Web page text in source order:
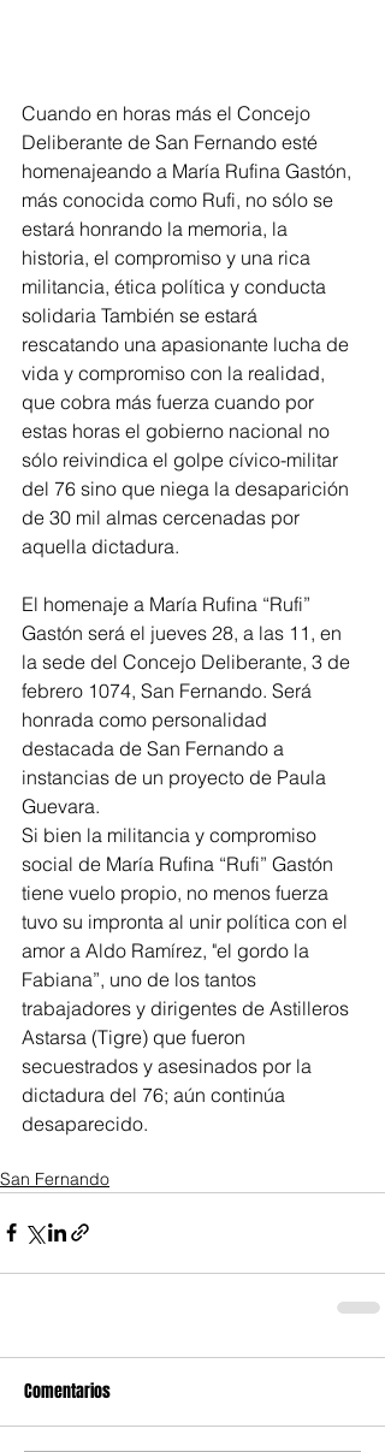
Cuando en horas más el Concejo
Deliberante de San Fernando esté
homenajeando a María Rufina Gastón,
más conocida como Rufi, no sólo se
estará honrando la memoria, la
historia, el compromiso y una rica
militancia, ética política y conducta
solidaria También se estará
rescatando una apasionante lucha de
vida y compromiso con la realidad,
que cobra más fuerza cuando por
estas horas el gobierno nacional no
sólo reivindica el golpe cívico-militar
del 76 sino que niega la desaparición
de 30 mil almas cercenadas por
aquella dictadura.
El homenaje a María Rufina “Rufi”
Gastón será el jueves 28, a las 11, en
la sede del Concejo Deliberante, 3 de
febrero 1074, San Fernando. Será
honrada como personalidad
destacada de San Fernando a
instancias de un proyecto de Paula
Guevara.
Si bien la militancia y compromiso
social de María Rufina “Rufi” Gastón
tiene vuelo propio, no menos fuerza
tuvo su impronta al unir política con el
amor a Aldo Ramírez, "el gordo la
Fabiana”, uno de los tantos
trabajadores y dirigentes de Astilleros
Astarsa (Tigre) que fueron
secuestrados y asesinados por la
dictadura del 76; aún continúa
desaparecido.
San Fernando
Comentarios